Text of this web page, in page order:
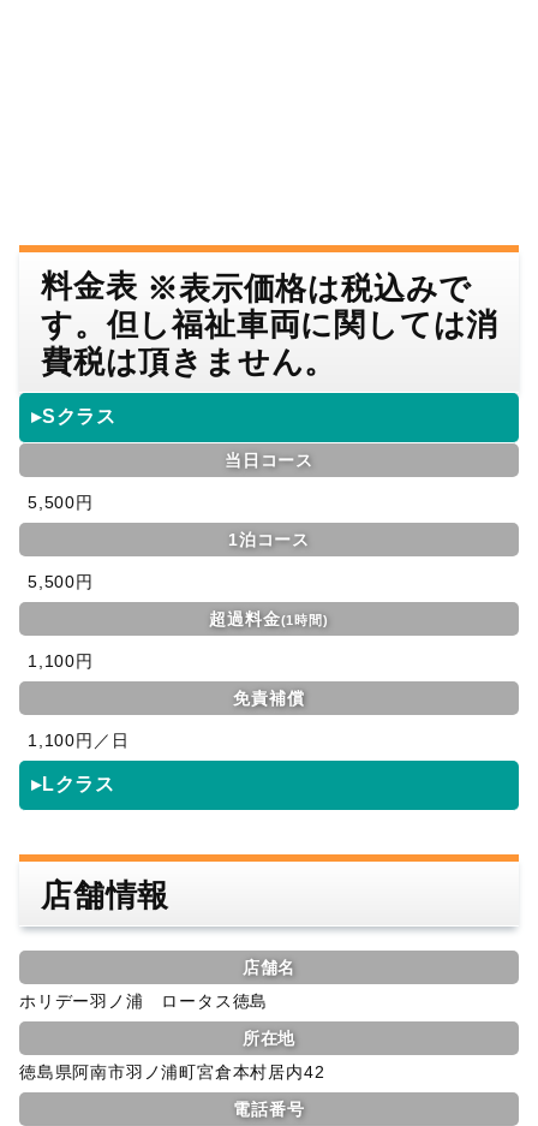
料金表 ※表示価格は税込みで
す。但し福祉車両に関しては消
費税は頂きません。
▸Sクラス
当日コース
5,500円
1泊コース
5,500円
超過料金(1時間)
1,100円
免責補償
1,100円／日
▸Lクラス
店舗情報
店舗名
ホリデー羽ノ浦 ロータス徳島
所在地
徳島県阿南市羽ノ浦町宮倉本村居内42
電話番号